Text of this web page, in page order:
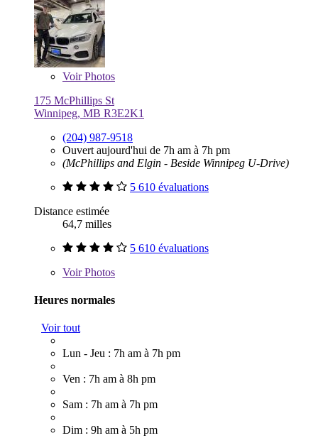
VoirPhotos
175 McPhillips St
Winnipeg, MB R3E2K1
(204) 987-9518
Ouvert aujourd'hui de 7h am à 7h pm
(McPhillips and Elgin - Beside Winnipeg U-Drive)
5 610 évaluations
Distance estimée
64,7 milles
5 610 évaluations
VoirPhotos
Heures normales
Voir tout
Lun - Jeu : 7h am à 7h pm
Ven : 7h am à 8h pm
Sam : 7h am à 7h pm
Dim : 9h am à 5h pm